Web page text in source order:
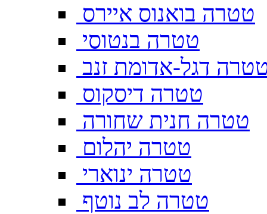
טטרה בואנוס איירס
טטרה בנטוסי
דגל-אדומת זנב
טטרה דיסקוס
טטרה חנית שחורה
טטרה יהלום
טטרה ינוארי
טטרה לב נוטף